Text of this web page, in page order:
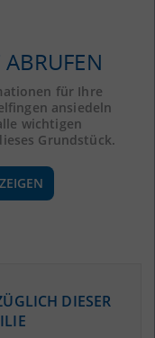
für Ihre
ansiedeln
wichtigen
Grundstück.
ANZEIGEN
DIESER